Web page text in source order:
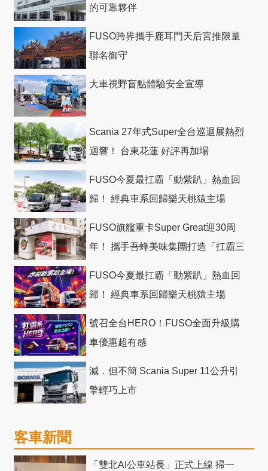
的可靠夥伴
FUSO跨界攜手鹿耳門天后宮推限量
聯名御守
大車視野盲點體驗安全宣導
Scania 27年式Super全台巡迴展熱烈
迴響！ 台東花蓮 好評再加場
FUSO今夏最扛霸「動紫趴」熱血回
歸！ 經典車系回歸樂天桃猿主場
FUSO旗艦重卡Super Great迎30周
年！ 攜手吾蜂美味集團打造「扛霸三
FUSO今夏最扛霸「動紫趴」熱血回
歸！ 經典車系回歸樂天桃猿主場
號召全台HERO！FUSO全面升級購
車優惠超有感
減．但不簡 Scania Super 11公升引
擎輕巧上市
客車新聞
「雙北AI公車站長」正式上線 掃一